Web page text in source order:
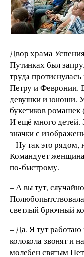
Двор храма
Путинках был
труда
Петру и Февронии.
девушки и юноши.
букетиков ромашек
И ещё много
значки с
– Ну так это
Командует
по-быстрому.
– А вы тут,
светлый брючный
– Да. Я тут
колокола звонят и
молебен святым